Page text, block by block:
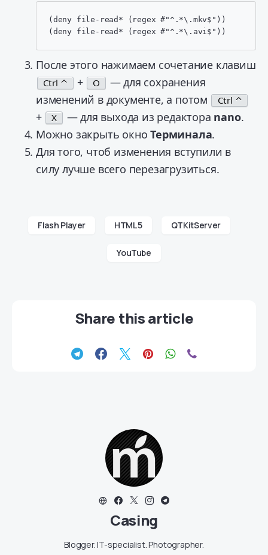
(deny file-read* (regex #"^.*\.mkv$"))
(deny file-read* (regex #"^.*\.avi$"))
После этого нажимаем сочетание клавиш
Ctrl ⌃ + O
— для сохранения
изменений в документе, а потом
Ctrl ⌃
+ X — для выхода из редактора nano.
Можно закрыть окноТерминала.
Для того, чтоб изменения вступили в
силу лучше всего перезагрузиться.
Flash Player HTML 5 QTKitServer
YouTube
Share this article
Casing
Blogger. IT-specialist. Photographer.